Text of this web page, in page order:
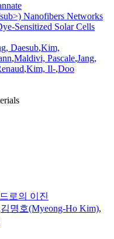
Nanofibers Networks
Solar Cells
Daesub,Kim,
,Maldivi, Pascale,Jang,
,Kim, Il‐,Doo
로의 이진
김명호(Myeong-Ho Kim),